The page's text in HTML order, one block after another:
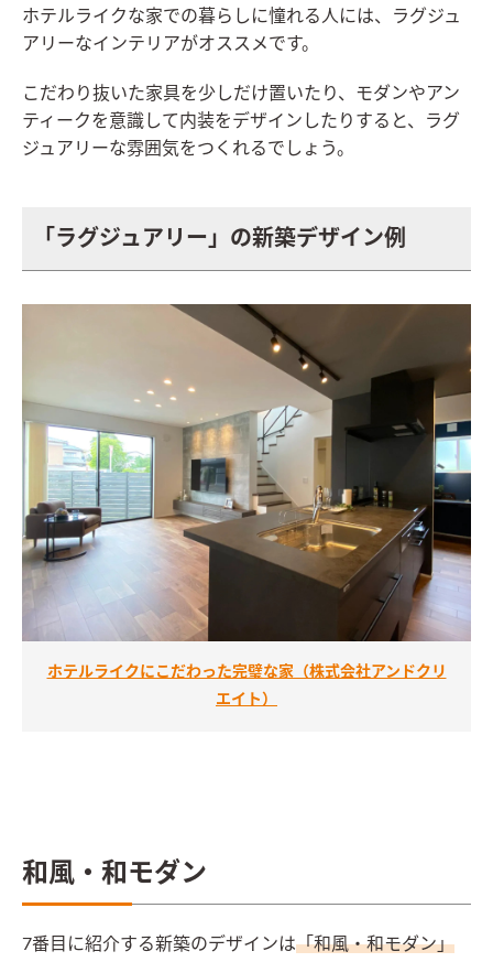
ホテルライクな家での暮らしに憧れる人には、ラグジュ
アリーなインテリアがオススメです。
こだわり抜いた家具を少しだけ置いたり、モダンやアン
ティークを意識して内装をデザインしたりすると、ラグ
ジュアリーな雰囲気をつくれるでしょう。
「ラグジュアリー」の新築デザイン例
ホテルライクにこだわった完璧な家（株式会社アンドクリ
エイト）
和風・和モダン
7番目に紹介する新築のデザインは「和風・和モダン」